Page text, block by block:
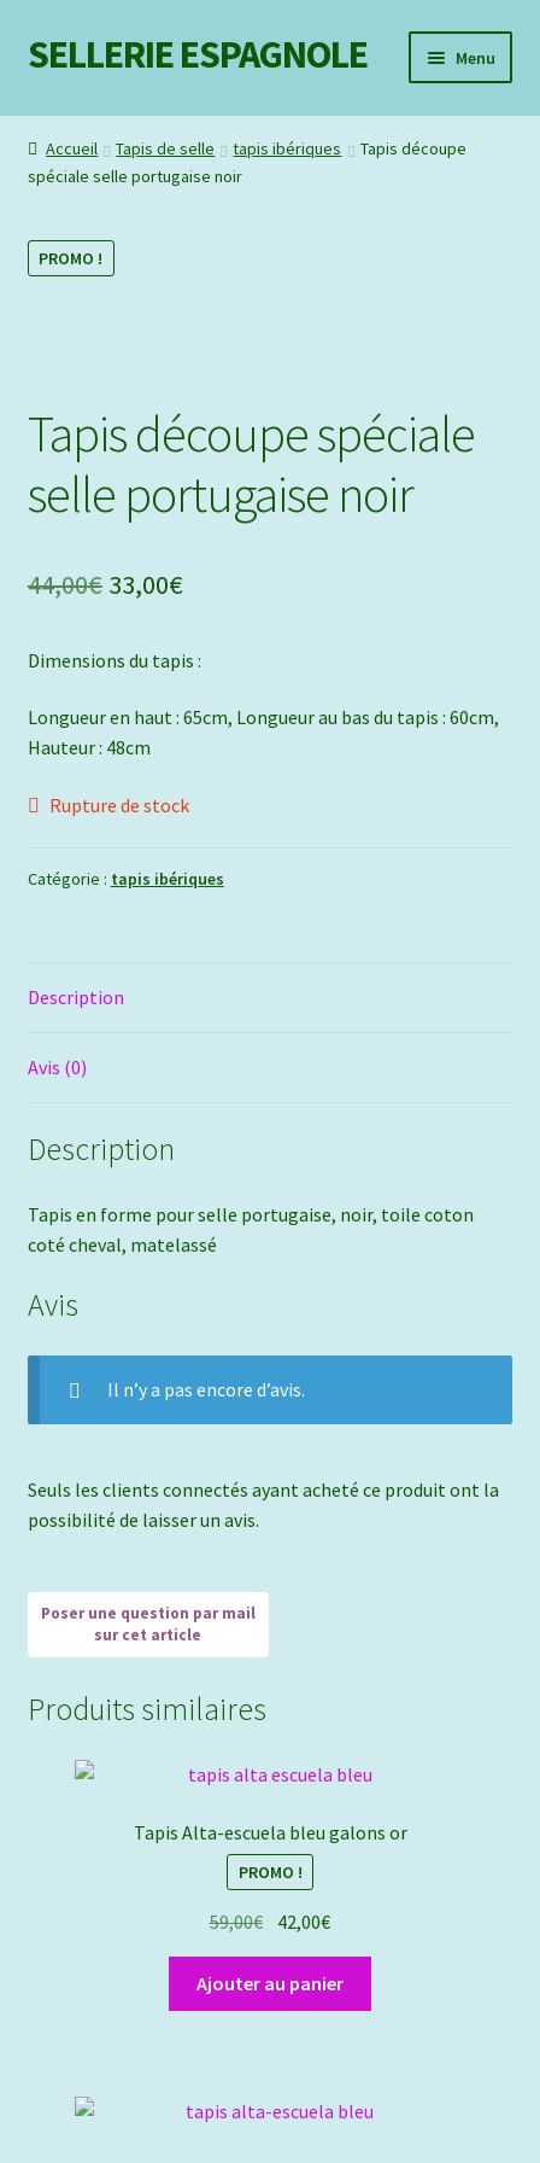
Aller
à
Aller
au
SELLERIE ESPAGNOLE Menu
Mon compte
Liste d’envie
Contact
Accueil Tapis de selle tapis ibériques
Tapis découpe
spéciale selle portugaise noir
PROMO !
Tapis découpe spéciale
selle portugaise noir
44,00€ Le
initial
était :
44,00€.
33,00€Le
actuel
est :
Dimensions du tapis :
Longueur en haut : 65cm, Longueur au bas du tapis : 60cm,
Hauteur : 48cm
Rupture de stock
Catégorie : tapis ibériques
Description
Avis (0)
Description
Tapis en forme pour selle portugaise, noir, toile coton
coté cheval, matelassé
Avis
Il n’y a pas encore d’avis.
Seuls les clients connectés ayant acheté ce produit ont la
possibilité de laisser un avis.
Produits similaires
Tapis Alta-escuela bleu galons or
PROMO !
59,00€ Le
prix
initial
était :
42,00€Le
prix
actuel
est :
Ajouter au panier